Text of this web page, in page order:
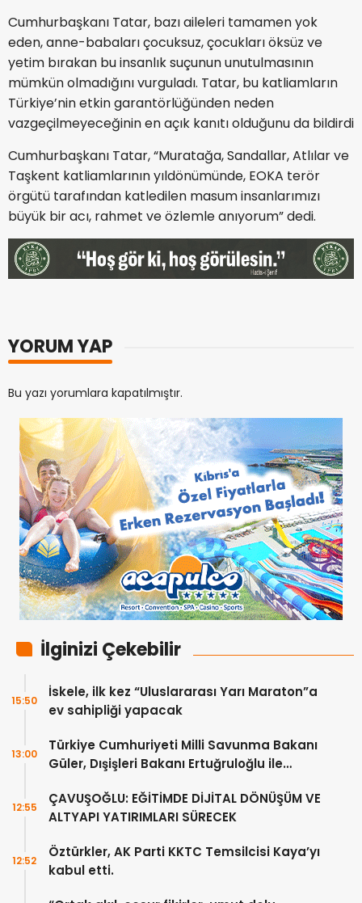
Cumhurbaşkanı Tatar, bazı aileleri tamamen yok
eden, anne-babaları çocuksuz, çocukları öksüz ve
yetim bırakan bu insanlık suçunun unutulmasının
mümkün olmadığını vurguladı. Tatar, bu katliamların
Türkiye’nin etkin garantörlüğünden neden
vazgeçilmeyeceğinin en açık kanıtı olduğunu da bildirdi
Cumhurbaşkanı Tatar, “Muratağa, Sandallar, Atlılar ve
Taşkent katliamlarının yıldönümünde, EOKA terör
örgütü tarafından katledilen masum insanlarımızı
büyük bir acı, rahmet ve özlemle anıyorum” dedi.
YORUM YAP
Bu yazı yorumlara kapatılmıştır.
İlginizi Çekebilir
İskele, ilk kez “Uluslararası Yarı Maraton”a
ev sahipliği yapacak
15:50
Türkiye Cumhuriyeti Milli Savunma Bakanı
Güler, Dışişleri Bakanı Ertuğruloğlu ile
13:00
ÇAVUŞOĞLU: EĞİTİMDE DİJİTAL DÖNÜŞÜM VE
ALTYAPI YATIRIMLARI SÜRECEK
12:55
Öztürkler, AK Parti KKTC Temsilcisi Kaya’yı
kabul etti.
12:52